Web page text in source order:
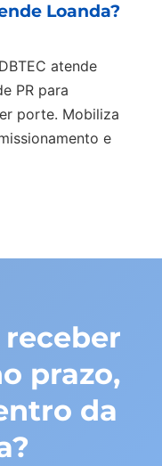
Loanda?
atende
PR para
porte. Mobiliza
e
prazo,
da